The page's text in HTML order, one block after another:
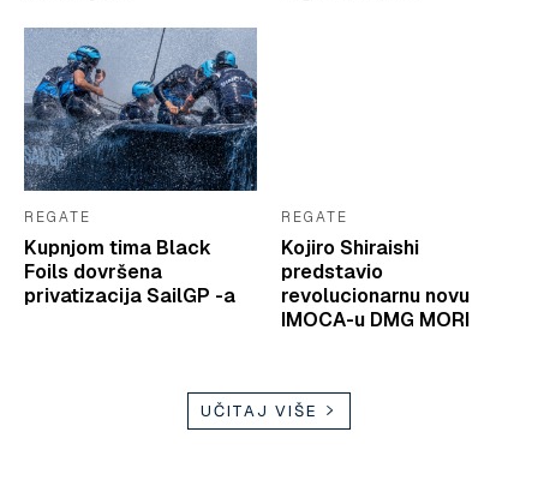
REGATE
Kupnjom tima Black
Foils dovršena
privatizacija SailGP -a
REGATE
Kojiro Shiraishi
predstavio
revolucionarnu novu
IMOCA-u DMG MORI
UČITAJ VIŠE